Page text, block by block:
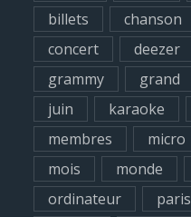
billets
chanson
concert
deezer
grammy
grand
juin
karaoke
membres
micro
mois
monde
ordinateur
paris